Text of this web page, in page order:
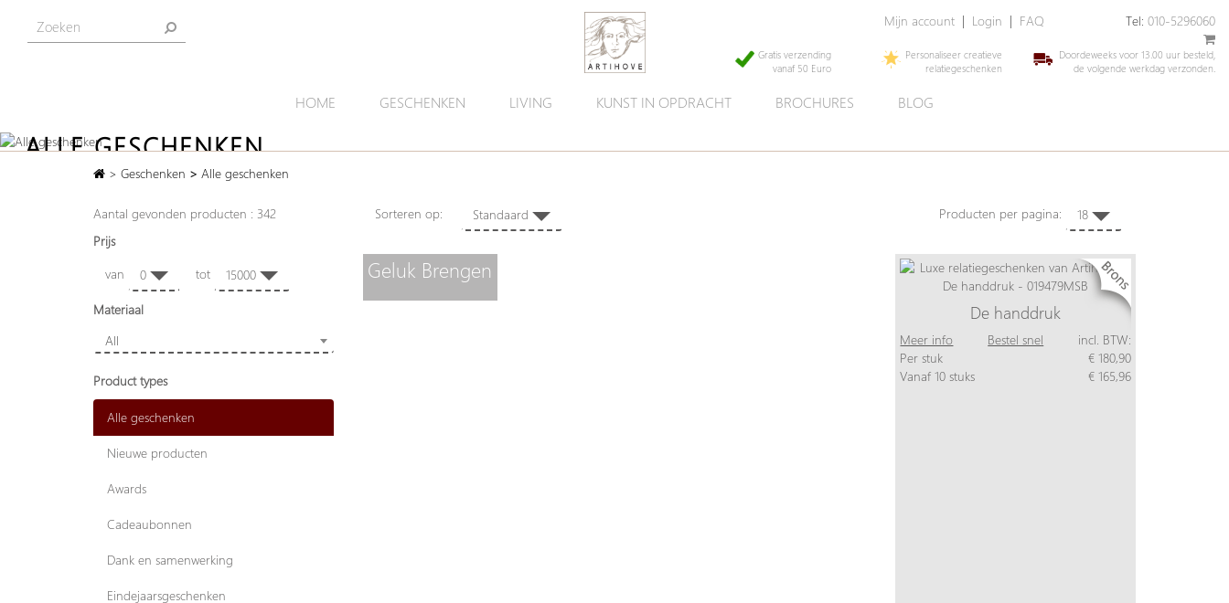
Mijn account Login FAQ Tel: 010-5296060
Gratis verzending
vanaf 50 Euro
Personaliseer creatieve
relatiegeschenken
Doordeweeks voor 13.00 uur besteld,
de volgende werkdag verzonden.
HOME GESCHENKEN LIVING KUNST IN OPDRACHT BROCHURES BLOG
ALLE GESCHENKEN
Bij Artihove vindt u de mooiste blijvende geschenken,
tot cadeaukistjes en kleine beeldjes.
> Geschenken > Alle geschenken
Aantal gevonden producten : 342
Prijs
van 0 tot 15000
Materiaal
All
Product types
Alle geschenken
Nieuwe producten
Awards
Cadeaubonnen
Dank en samenwerking
Eindejaarsgeschenken
Sorteren op: Standaard Producten per pagina: 18
Geluk Brengen
De handdruk
Meer info Bestel snel
incl. BTW:
Per stuk
€ 180,90
Vanaf 10 stuks
€ 165,96